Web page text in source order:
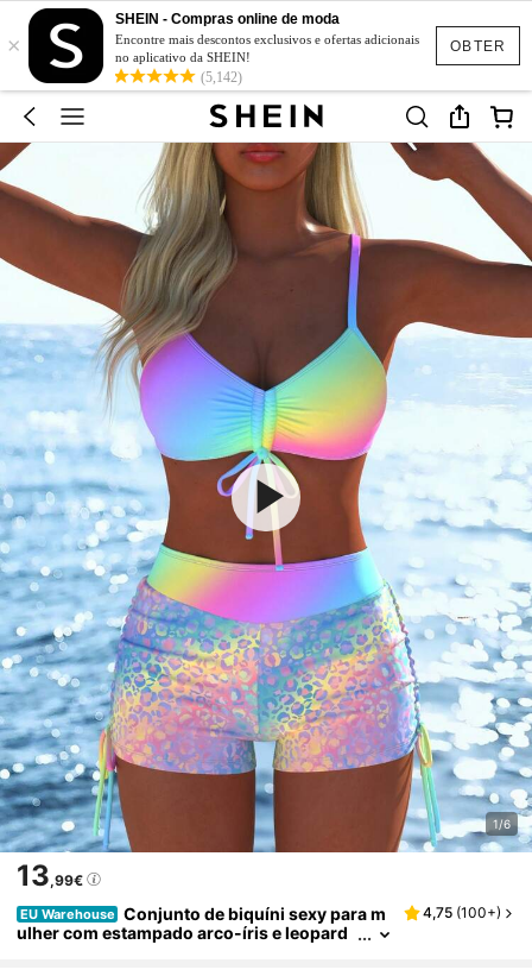
OBTER
×
SHEIN - Compras online de moda
Encontre mais descontos exclusivos e ofertas adicionais
no aplicativo da SHEIN!
(5,142)
1/6
13,99€
EU Warehouse Conjunto de biquíni sexy para m
ulher com estampado arco-íris e leopard
4,75 (100+)